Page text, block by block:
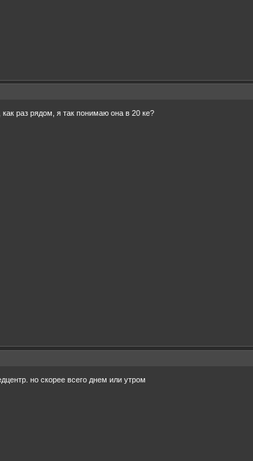
раз рядом, я так понимаю она в 20 ке?
но скорее всего днем или утром